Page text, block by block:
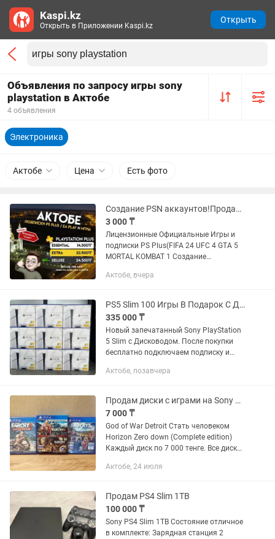
Объявления по запросу игры sony
playstation в Актобе
4 объявления
Электроника
Актобе Цена Есть фото
Создание PSN аккаунтов!Продажа Игр Ps Plus PS5 PS4 Gamepass xbox
3 000 ₸
Лицензионные Официальные Игры и
подписки PS Plus(FIFA 24 UFC 4 GTA 5
MORTAL KOMBAT 1 Создание
PS5 PS4 Пo вcем вопросам писать p,
Актобе, вчера
PS5 Slim 100 Игры В Подарок С Дисководом (ПС5, Playstation 1TB)
335 000 ₸
Новый запечатанный Sony PlayStation
5 Slim с Дисководом. После покупки
бесплатно подключаем подписку и
Консоль полностью готова к
Актобе, позавчера
Продам диски с играми на Sony PS4
7 000 ₸
God of War Detroit Стать человеком
Horizon Zero down (Complete edition)
Каждый диск по 7 000 тенге. Все диски
по номеру телефона, сообщения тут не
Актобе, 24 июля
Продам PS4 Slim 1TB
100 000 ₸
Sony PS4 Slim 1TB Состояние отличное
в комплекте: Зарядная станция 2
Kaspi.kz
Открыть в Приложении Kaspi.kz
Открыть